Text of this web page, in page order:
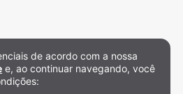
Cookiesde acordo com a nossa
e, ao continuar navegando, você